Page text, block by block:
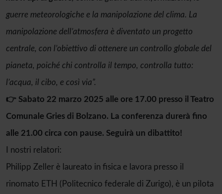
guerre meteorologiche e la manipolazione del clima. La
manipolazione dell’atmosfera è diventato un progetto
centrale, con l’obiettivo di ottenere un controllo globale del
pianeta, poiché chi controlla il tempo, controlla tutto:
l’acqua, il cibo, e così via”.
👉 Sabato 22 marzo 2025 alle ore 17.00 presso il Teatro
Comunale Gries di Bolzano. La conferenza durerà fino
alle 21.00 circa con pause. Seguirà un dibattito!
I nostri relatori:
Philipp Zeller è laureato in fisica e lavora presso il
rinomato ETH (Politecnico federale di Zurigo), è un pilota